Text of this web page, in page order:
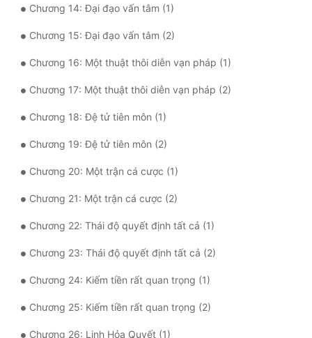
Chương 14: Đại đạo vấn tâm (1)
Chương 15: Đại đạo vấn tâm (2)
Chương 16: Một thuật thôi diễn vạn pháp (1)
Chương 17: Một thuật thôi diễn vạn pháp (2)
Chương 18: Đệ tử tiên môn (1)
Chương 19: Đệ tử tiên môn (2)
Chương 20: Một trận cá cược (1)
Chương 21: Một trận cá cược (2)
Chương 22: Thái độ quyết định tất cả (1)
Chương 23: Thái độ quyết định tất cả (2)
Chương 24: Kiếm tiền rất quan trọng (1)
Chương 25: Kiếm tiền rất quan trọng (2)
Chương 26: Linh Hỏa Quyết (1)